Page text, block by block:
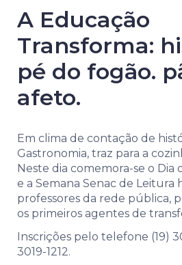
A Educação
Transforma:
pé do fogão.
afeto.
Em clima de contação de
Gastronomia, traz para a
Neste dia comemora-se o Dia
e a Semana Senac de Leitura
professores da rede pública,
os primeiros agentes de
Inscrições pelo telefone (19)
3019-1212.